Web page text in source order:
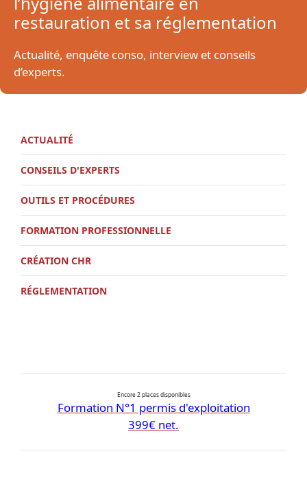
restauration et sa réglementation
Actualité, enquête conso, interview et conseils
d’experts.
ACTUALITÉ
CONSEILS D'EXPERTS
OUTILS ET PROCÉDURES
FORMATION PROFESSIONNELLE
CRÉATION CHR
RÉGLEMENTATION
Encore 2 places disponibles
Formation N°1 permis d'exploitation
399€ net.